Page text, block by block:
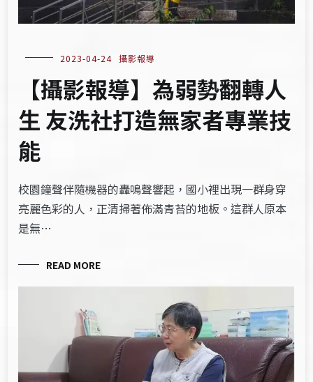
2023-04-24 攝影報導
【攝影報導】為弱勢翻轉人
生 友洗社打造無家者專業技
能
校園鐘聲伴隨機器的轟鳴聲響起，國小裡出現一群身穿
亮麗色彩的人，正清掃著佈滿青苔的地板。這群人原本
是無…
READ MORE